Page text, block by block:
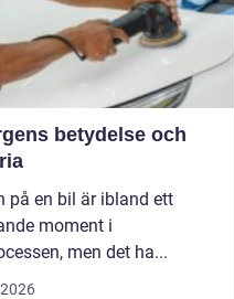
betydelse och
på en bil är ibland ett
moment i
men det ha...